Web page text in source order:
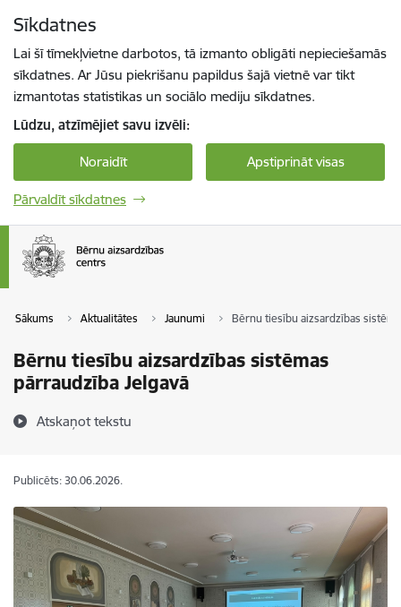
Sīkdatnes
Lai šī tīmekļvietne darbotos, tā izmanto obligāti nepieciešamās
sīkdatnes. Ar Jūsu piekrišanu papildus šajā vietnē var tikt
izmantotas statistikas un sociālo mediju sīkdatnes.
Lūdzu, atzīmējiet savu izvēli:
Noraidīt Apstiprināt visas
Pārvaldīt sīkdatnes
Sākums Aktualitātes Jaunumi Bērnu tiesību aizsardzības
Bērnu tiesību aizsardzības sistēmas
pārraudzība Jelgavā
Atskaņot tekstu
Publicēts: 30.06.2026.